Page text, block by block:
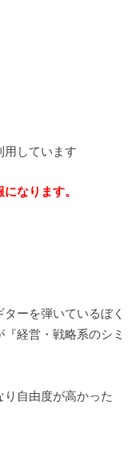
しています
なります。
ーを弾いているぼく
経営・戦略系のシミ
自由度が高かった